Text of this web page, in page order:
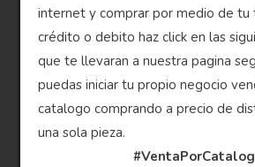
internet y comprar por medio de tu
crédito o debito haz click en las
que te llevaran a nuestra pagina
puedas iniciar tu propio negocio
catalogo comprando a precio de
una sola pieza.